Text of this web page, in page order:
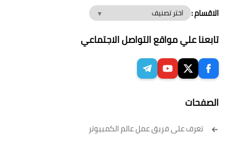
الاقسام :
تابعنا علي مواقع التواصل الاجتماعي
الصفحات
تعرف على فريق عمل عالم الكمبيوتر